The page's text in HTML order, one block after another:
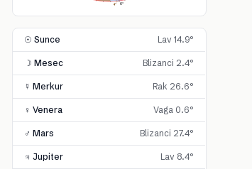
4° 6°
☉ Sunce Lav 14.9°
☽ Mesec Blizanci 2.4°
☿ Merkur Rak 26.6°
♀ Venera Vaga 0.6°
♂ Mars Blizanci 27.4°
♃ Jupiter Lav 8.4°